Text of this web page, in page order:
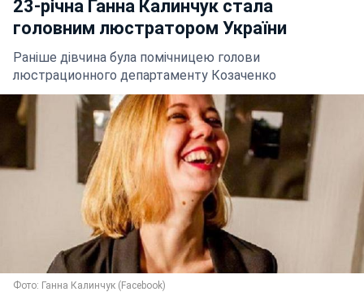
23-річна Ганна Калинчук стала
головним люстратором України
Раніше дівчина була помічницею голови
люстрационного департаменту Козаченко
Фото: Ганна Калинчук (Facebook)